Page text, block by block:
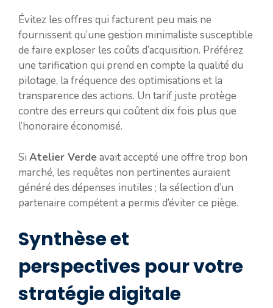
Évitez les offres qui facturent peu mais ne
fournissent qu’une gestion minimaliste susceptible
de faire exploser les coûts d’acquisition. Préférez
une tarification qui prend en compte la qualité du
pilotage, la fréquence des optimisations et la
transparence des actions. Un tarif juste protège
contre des erreurs qui coûtent dix fois plus que
l’honoraire économisé.
Si Atelier Verde avait accepté une offre trop bon
marché, les requêtes non pertinentes auraient
généré des dépenses inutiles ; la sélection d’un
partenaire compétent a permis d’éviter ce piège.
Synthèse et
perspectives pour votre
stratégie digitale